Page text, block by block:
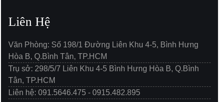
Liên Hệ
Văn Phòng: Số 198/1 Đường Liên Khu 4-5, Bình Hưng
Hòa B, Q.Bình Tân, TP.HCM
Trụ sở: 298/5/7 Liên Khu 4-5 Bình Hưng Hòa B, Q.Bình
Tân, TP.HCM
Liên hệ: 091.5646.475 - 0915.482.895